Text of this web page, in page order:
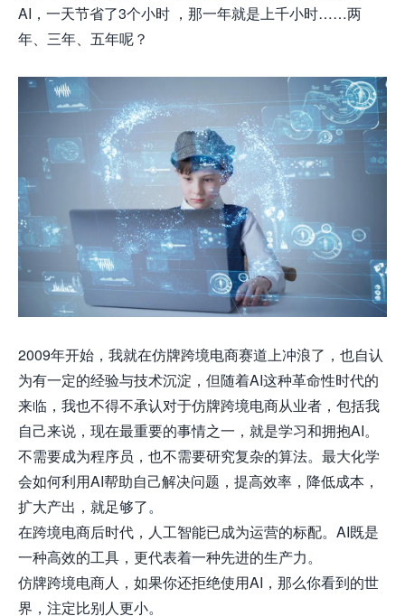
AI，一天节省了3个小时 ，那一年就是上千小时……两
年、三年、五年呢？
2009年开始，我就在仿牌跨境电商赛道上冲浪了，也自认
为有一定的经验与技术沉淀，但随着AI这种革命性时代的
来临，我也不得不承认对于仿牌跨境电商从业者，包括我
自己来说，现在最重要的事情之一，就是学习和拥抱AI。
不需要成为程序员，也不需要研究复杂的算法。最大化学
会如何利用AI帮助自己解决问题，提高效率，降低成本，
扩大产出，就足够了。
在跨境电商后时代，人工智能已成为运营的标配。AI既是
一种高效的工具，更代表着一种先进的生产力。
仿牌跨境电商人，如果你还拒绝使用AI，那么你看到的世
界，注定比别人更小。